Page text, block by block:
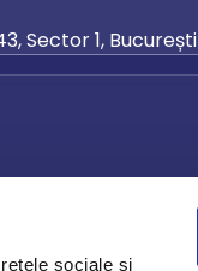
sociale și
Sector 1, București